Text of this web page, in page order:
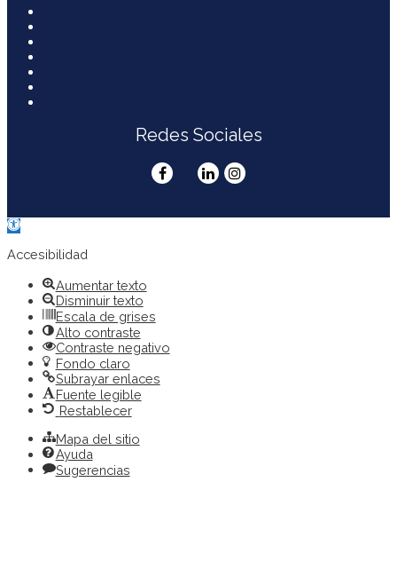
Redes Sociales
Abrir
de
Accesibilidad
Aumentar texto
Disminuir texto
Escala de grises
Alto contraste
Contraste negativo
Fondo claro
Subrayar enlaces
Fuente legible
Restablecer
Mapa del sitio
Ayuda
Sugerencias